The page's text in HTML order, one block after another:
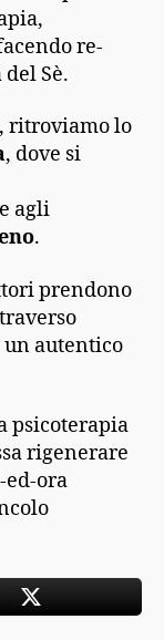
re-
Sè.
ritroviamo lo
, dove si
agli
.
prendono
un autentico
psicoterapia
rigenerare
ora